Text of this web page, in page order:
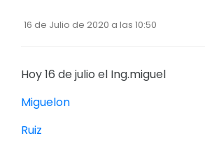
Plan de desarrollo y
Plan Anual Contratación - PAC
16 de Julio de 2020 a las 10:50
Hoy 16 de julio el Ing.miguel
Miguelon
Ruiz